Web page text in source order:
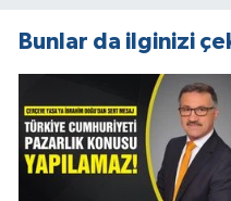
Bunlar da ilginizi